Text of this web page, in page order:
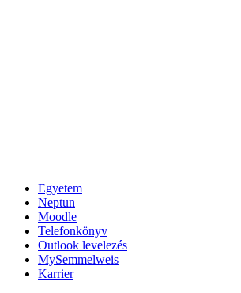
Egyetem
Neptun
Moodle
Telefonkönyv
Outlook levelezés
MySemmelweis
Karrier